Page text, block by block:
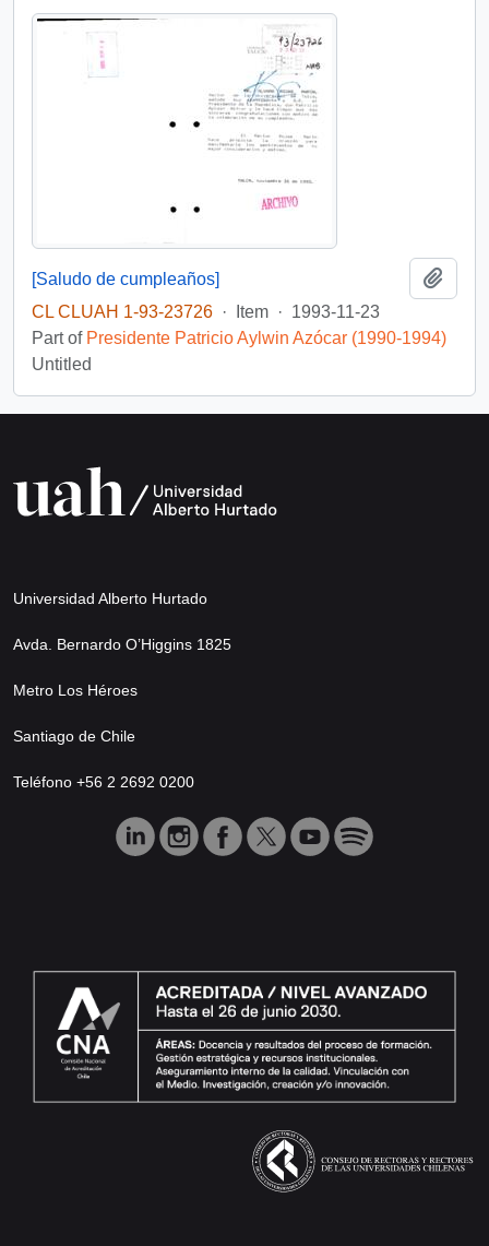
[Saludo de cumpleaños]
CL CLUAH 1-93-23726 · Item · 1993-11-23
Part of Presidente Patricio Aylwin Azócar (1990-1994)
Untitled
Universidad Alberto Hurtado
Avda. Bernardo O’Higgins 1825
Metro Los Héroes
Santiago de Chile
Teléfono +56 2 2692 0200